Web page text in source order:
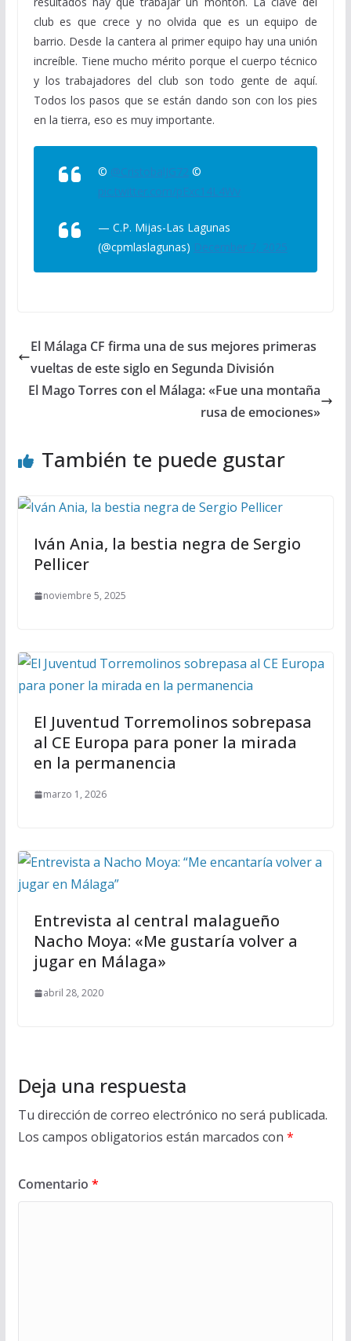
club es que crece y no olvida que es un equipo de
barrio. Desde la cantera al primer equipo hay una unión
increíble. Tiene mucho mérito porque el cuerpo técnico
y los trabajadores del club son todo gente de aquí.
Todos los pasos que se están dando son con los pies
en la tierra, eso es muy importante.
©️ @CristobalJG72©️
pic.twitter.com/pExc14L4Wv
— C.P. Mijas-Las Lagunas
(@cpmlaslagunas) December 7, 2025
El Málaga CF firma una de sus mejores primeras
vueltas de este siglo en Segunda División
El Mago Torres con el Málaga: «Fue una montaña
rusa de emociones»
También te puede gustar
Iván Ania, la bestia negra de Sergio
Pellicer
noviembre 5, 2025
El Juventud Torremolinos sobrepasa
al CE Europa para poner la mirada
en la permanencia
marzo 1, 2026
Entrevista al central malagueño
Nacho Moya: «Me gustaría volver a
jugar en Málaga»
abril 28, 2020
Deja una respuesta
Tu dirección de correo electrónico no será publicada.
Los campos obligatorios están marcados con *
Comentario *